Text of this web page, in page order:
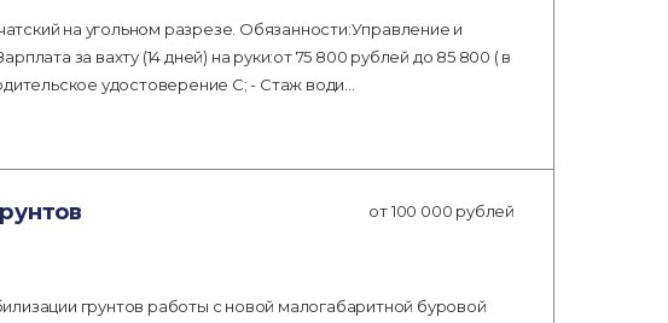
на угольном разрезе. Обязанности:Управление и
за вахту (14 дней) на руки:от 75 800 рублей до 85 800 ( в
удостоверение С; - Стаж води…
от 100 000 рублей
грунтов работы с новой малогабаритной буровой